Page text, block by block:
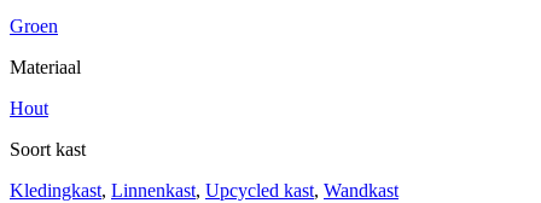
Groen
Materiaal
Hout
Soort kast
Kledingkast, Linnenkast, Upcycled kast, Wandkast